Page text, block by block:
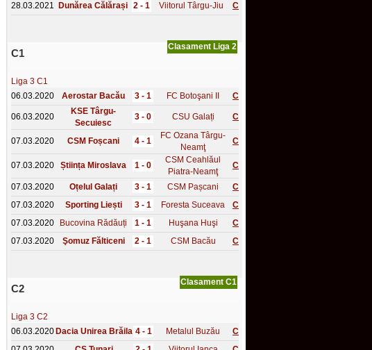
28.03.2021
Dunărea Călărași 2 - 1 Viitorul Târgu-Jiu C
Clasament Liga 2
C1
Liga 3 C1
06.03.2020
Aerostar Bacău 3 - 1 FC Botoşani II C
06.03.2020
KSE Târgu-
Secuiesc
3 - 0 CSU Galați C
07.03.2020 CSM Foșcani 4 - 1
FC Ozana Târgu-
Neamţ
C
07.03.2020 Știința Miroslava 1 - 0
CSM Ceahlăul
Piatra-Neamţ
C
07.03.2020 Oțelul Galați 3 - 1 CSM Pașcani
C
07.03.2020
Sporting Liești 3 - 1 Foresta Suceava
C
07.03.2020
Bucovina Rădăuți 1 - 1 Huşana Huşi
C
07.03.2020
Şomuz Fălticeni 2 - 1 CSM Bacău C
Clasament C1
C2
Liga 3 C2
06.03.2020 Dacia Unirea Brăila 4 - 1 Metalul Buzău
C